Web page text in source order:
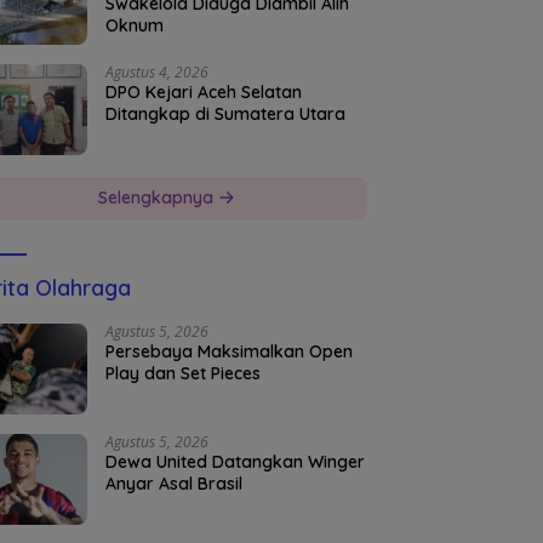
Oknum
Agustus 4, 2026
DPO Kejari Aceh Selatan
Ditangkap di Sumatera Utara
Selengkapnya
Olahraga
Agustus 5, 2026
Persebaya Maksimalkan Open
Play dan Set Pieces
Agustus 5, 2026
Dewa United Datangkan Winger
Anyar Asal Brasil